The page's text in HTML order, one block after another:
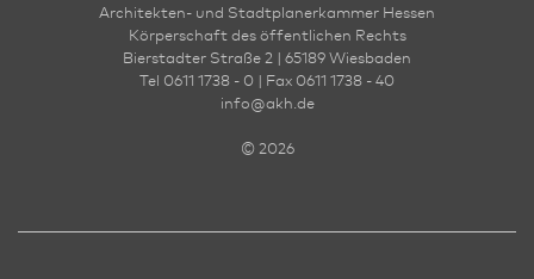
Architekten- und Stadt­planer­kammer Hessen
Körperschaft des öffentlichen Rechts
Bierstadter Straße 2 | 65189 Wies­ba­den
Tel 0611 1738 - 0 | Fax 0611 1738 - 40
info@akh.de
© 2026